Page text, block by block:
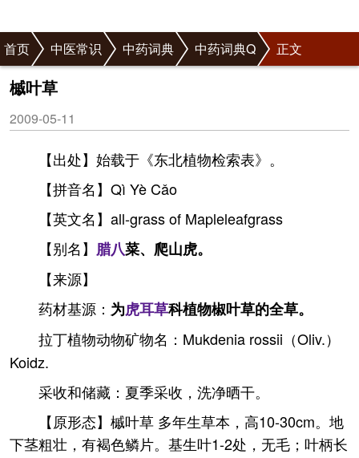
首页 中医常识 中药词典 中药词典Q 正文
槭叶草
2009-05-11
【出处】始载于《东北植物检索表》。
【拼音名】Qì Yè Cǎo
【英文名】all-grass of Mapleleafgrass
【别名】 腊八菜、爬山虎。
【来源】
药材基源： 为虎耳草科植物椒叶草的全草。
拉丁植物动物矿物名：Mukdenia rossii（Oliv.）
Koidz.
采收和储藏：夏季采收，洗净晒干。
【原形态】槭叶草 多年生草本，高10-30cm。地
下茎粗壮，有褐色鳞片。基生叶1-2处，无毛；叶柄长